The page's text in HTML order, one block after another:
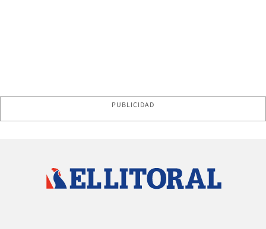
PUBLICIDAD